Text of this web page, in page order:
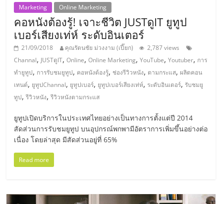
ไชส์"Marketing Online Marketing
คอหนังต้องรู้! เจาะชีวิต JUSTดูIT ยูทูป
เบอร์เสียงเท่ห์ ระดับอินเตอร์
21/09/2018 คุณรัตนชัย ม่วงงาม (เปี๊ยก)
2,787 views
Channal, JUSTดูIT,Online,Online Marketing,YouTube,Youtuber, การ
ทำยูทูป, การรับชมยูทูป, คอหนังต้องรู้, ช่องรีวิวหนัง, ตามกระแส,ผลิตคอน
เทนต์, ยูทูปChannal, ยูทูปเบอร์, ยูทูปเบอร์เสียงเท่ห์, ระดับอินเตอร์, รับชมยู
ทูป,รีวิวหนัง,รีวิวหนังตามกระแส
ยูทูปเปิดบริการในประเทศไทยอย่างเป็นทางการตั้งแต่ปี 2014
สัดส่วนการรับชมยูทูป บนอุปกรณ์พกพามีอัตราการเพิ่มขึ้นอย่างต่อ
เนื่อง โดยล่าสุด มีสัดส่วนอยู่ที่ 65%
Read more